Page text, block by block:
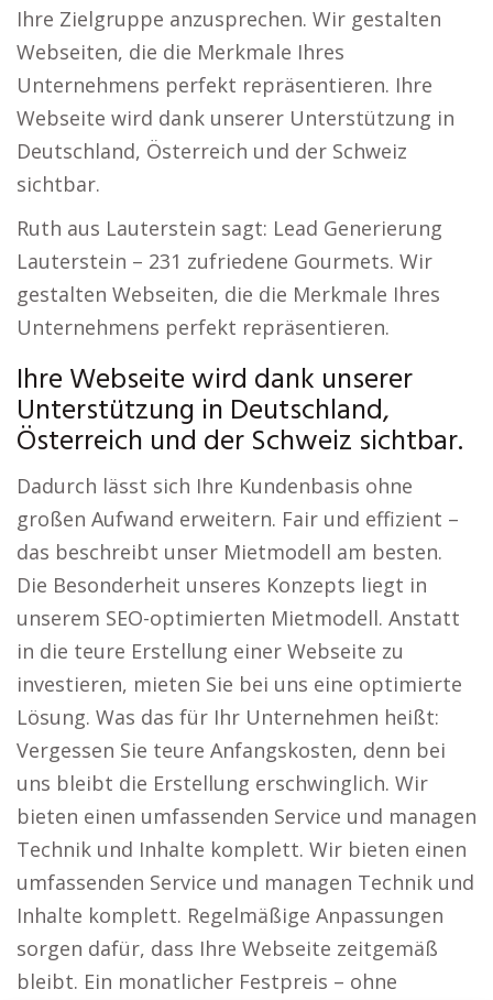
Ihre Zielgruppe anzusprechen. Wir gestalten
Webseiten, die die Merkmale Ihres
Unternehmens perfekt repräsentieren. Ihre
Webseite wird dank unserer Unterstützung in
Deutschland, Österreich und der Schweiz
sichtbar.
Ruth aus Lauterstein sagt: Lead Generierung
Lauterstein – 231 zufriedene Gourmets. Wir
gestalten Webseiten, die die Merkmale Ihres
Unternehmens perfekt repräsentieren.
Ihre Webseite wird dank unserer
Unterstützung in Deutschland,
Österreich und der Schweiz sichtbar.
Dadurch lässt sich Ihre Kundenbasis ohne
großen Aufwand erweitern. Fair und effizient –
das beschreibt unser Mietmodell am besten.
Die Besonderheit unseres Konzepts liegt in
unserem SEO-optimierten Mietmodell. Anstatt
in die teure Erstellung einer Webseite zu
investieren, mieten Sie bei uns eine optimierte
Lösung. Was das für Ihr Unternehmen heißt:
Vergessen Sie teure Anfangskosten, denn bei
uns bleibt die Erstellung erschwinglich. Wir
bieten einen umfassenden Service und managen
Technik und Inhalte komplett. Wir bieten einen
umfassenden Service und managen Technik und
Inhalte komplett. Regelmäßige Anpassungen
sorgen dafür, dass Ihre Webseite zeitgemäß
bleibt. Ein monatlicher Festpreis – ohne